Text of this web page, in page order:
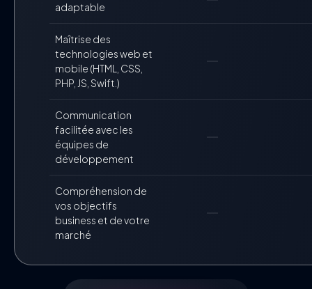
adaptable
Maîtrise des
technologies web et
mobile (HTML, CSS,
PHP, JS, Swift.)
Communication
facilitée avec les
équipes de
développement
Compréhension de
vos objectifs
business et de votre
marché